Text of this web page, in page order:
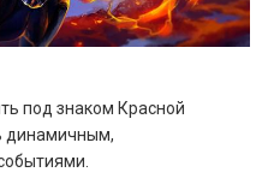
под знаком Красной
динамичным,